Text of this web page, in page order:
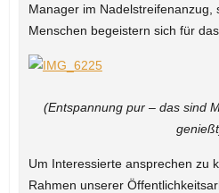
Manager im Nadelstreifenanzug,
Menschen begeistern sich für das
(Entspannung pur – das sind
Um Interessierte ansprechen zu
Rahmen unserer